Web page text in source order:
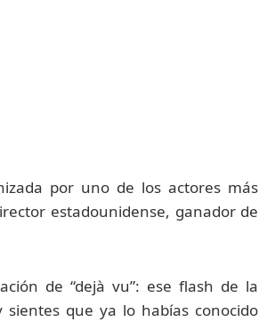
por uno de los actores más
estadounidense, ganador de
de “dejà vu”: ese flash de la
que ya lo habías conocido